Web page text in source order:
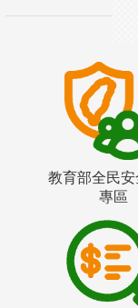
教育部全民安
專區